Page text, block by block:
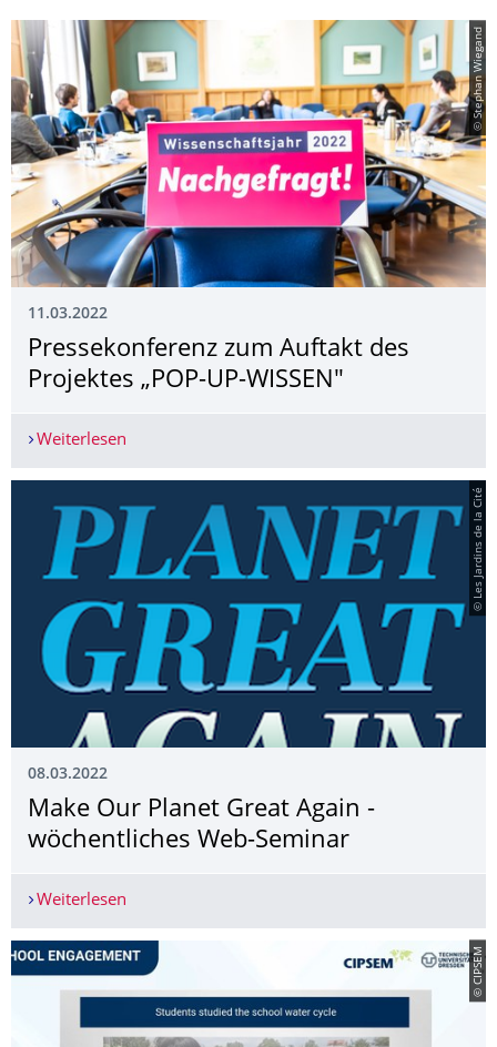
© Stephan Wiegand
11.03.2022
Pressekonferenz zum Auftakt des
Projektes „POP-UP-WISSEN"
Weiterlesen
© Les Jardins de la Cité
08.03.2022
Make Our Planet Great Again -
wöchentliches Web-Seminar
Weiterlesen
© CIPSEM